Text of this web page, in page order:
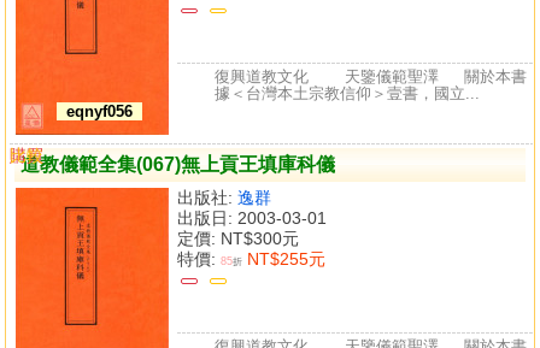
eqnyf056
復興道教文化 天鑒儀範聖澤 關於本書
據＜台灣本土宗教信仰＞壹書，國立...
道教儀範全集(067)無上貢王填庫科儀
出版社: 逸群
出版日: 2003-03-01
定價: NT$300元
特價: 85折 NT$255元
購買
比較